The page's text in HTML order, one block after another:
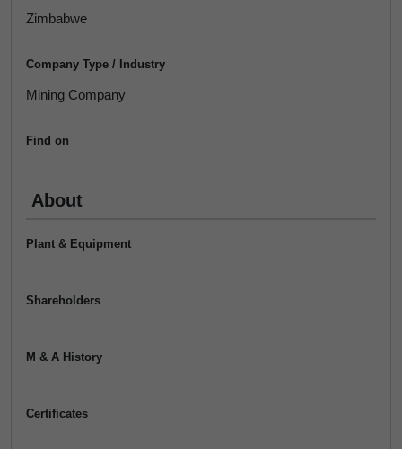
Zimbabwe
Company Type / Industry
Mining Company
Find on
About
Plant & Equipment
Shareholders
M & A History
Certificates